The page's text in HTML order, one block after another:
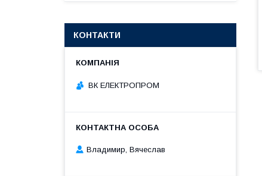
КОНТАКТИ
ВК ЕЛЕКТРОПРОМ
Владимир, Вячеслав